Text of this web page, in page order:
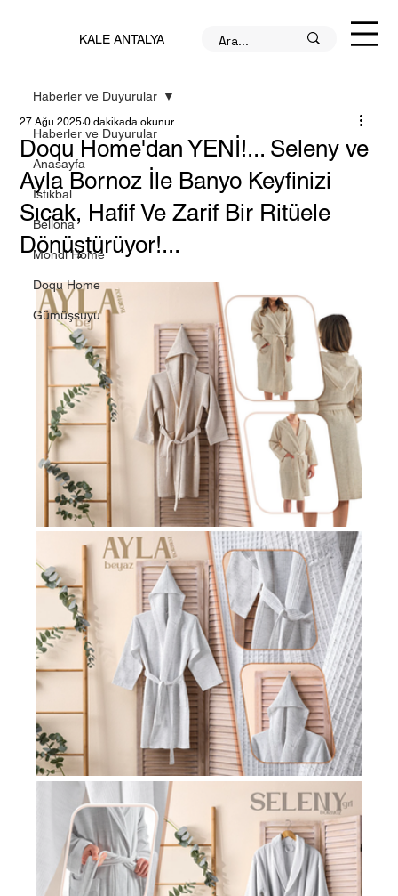
KALE ANTALYA
Haberler ve Duyurular
Anasayfa
İstikbal
Bellona
Mondi Home
Doqu Home
Gümüşsuyu
Haberler ve Duyurular
Doqu Home'dan YENİ!... Seleny ve
Ayla Bornoz İle Banyo Keyfinizi
Sıcak, Hafif Ve Zarif Bir Ritüele
Dönüştürüyor!...
27 Ağu 2025 0 dakikada okunur